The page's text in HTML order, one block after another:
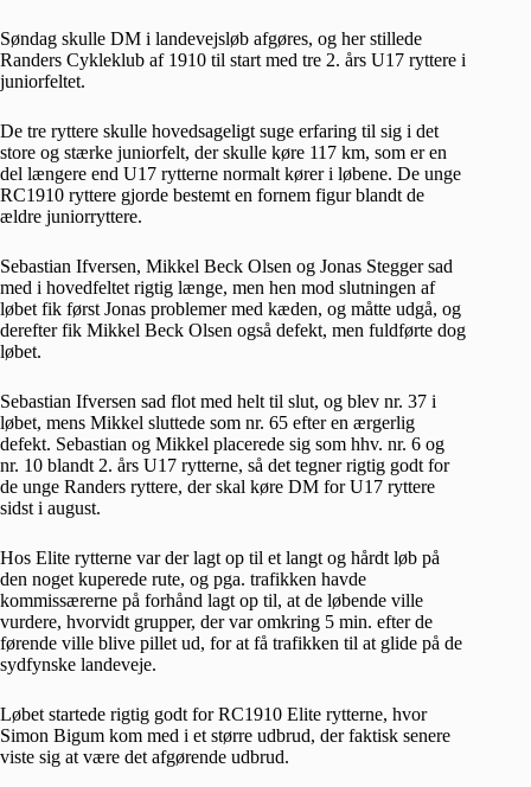
Søndag skulle DM i landevejsløb afgøres, og her stillede
Randers Cykleklub af 1910 til start med tre 2. års U17 ryttere i
juniorfeltet.
De tre ryttere skulle hovedsageligt suge erfaring til sig i det
store og stærke juniorfelt, der skulle køre 117 km, som er en
del længere end U17 rytterne normalt kører i løbene. De unge
RC1910 ryttere gjorde bestemt en fornem figur blandt de
ældre juniorryttere.
Sebastian Ifversen, Mikkel Beck Olsen og Jonas Stegger sad
med i hovedfeltet rigtig længe, men hen mod slutningen af
løbet fik først Jonas problemer med kæden, og måtte udgå, og
derefter fik Mikkel Beck Olsen også defekt, men fuldførte dog
løbet.
Sebastian Ifversen sad flot med helt til slut, og blev nr. 37 i
løbet, mens Mikkel sluttede som nr. 65 efter en ærgerlig
defekt. Sebastian og Mikkel placerede sig som hhv. nr. 6 og
nr. 10 blandt 2. års U17 rytterne, så det tegner rigtig godt for
de unge Randers ryttere, der skal køre DM for U17 ryttere
sidst i august.
Hos Elite rytterne var der lagt op til et langt og hårdt løb på
den noget kuperede rute, og pga. trafikken havde
kommissærerne på forhånd lagt op til, at de løbende ville
vurdere, hvorvidt grupper, der var omkring 5 min. efter de
førende ville blive pillet ud, for at få trafikken til at glide på de
sydfynske landeveje.
Løbet startede rigtig godt for RC1910 Elite rytterne, hvor
Simon Bigum kom med i et større udbrud, der faktisk senere
viste sig at være det afgørende udbrud.